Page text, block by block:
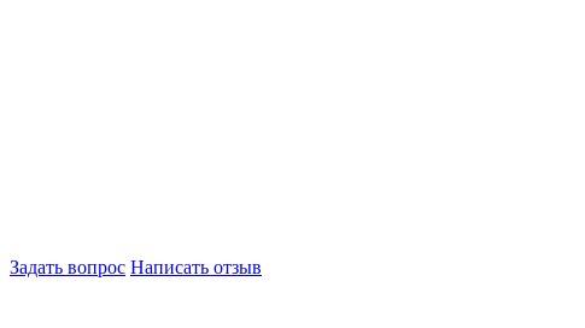
Задать вопрос Написать отзыв